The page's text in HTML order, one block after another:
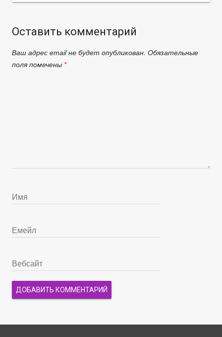
Оставить комментарий
Ваш адрес email не будет опубликован. Обязательные
поля помечены *